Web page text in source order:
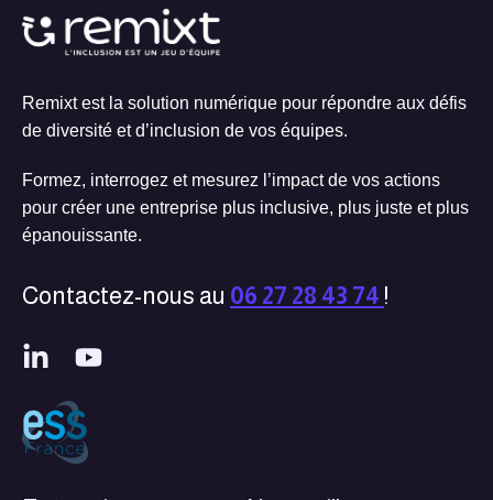
Remixt est la solution numérique pour répondre aux défis
de diversité et d’inclusion de vos équipes.
Formez, interrogez et mesurez l’impact de vos actions
pour créer une entreprise plus inclusive, plus juste et plus
épanouissante.
Contactez-nous au 06 27 28 43 74 !